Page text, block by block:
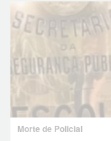
Morte de Policial